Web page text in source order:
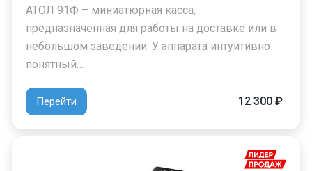
АТОЛ 91Ф – миниатюрная касса,
предназначенная для работы на доставке или в
небольшом заведении. У аппарата интуитивно
понятный…
Перейти 12 300 ₽